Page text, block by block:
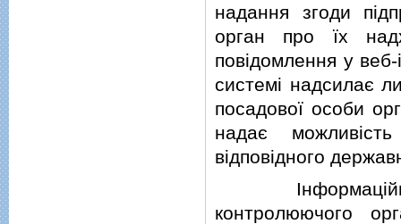
надання згоди
орган про їх
повiдомлення у
системi надсилає
посадової особи
надає
вiдповiдного
Iнформацiйна
контролюючого